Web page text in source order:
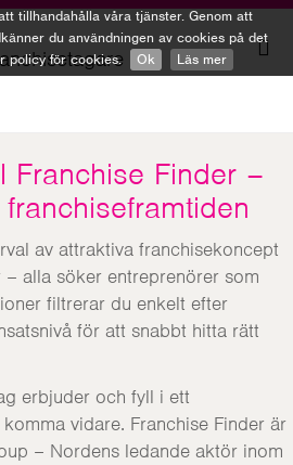
tillhandahålla våra tjänster. Genom att
du användningen av cookies på det
policy för cookies.
Ok Läs mer
Franchise Finder –
av attraktiva franchisekoncept
alla söker entreprenörer som
filtrerar du enkelt efter
för att snabbt hitta rätt
erbjuder och fyll i ett
vidare. Franchise Finder är
– Nordens ledande aktör inom